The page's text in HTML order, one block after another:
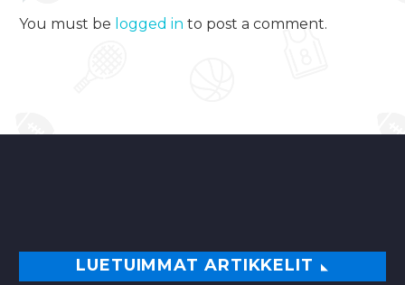
You must be logged in to post a comment.
LUETUIMMAT ARTIKKELIT